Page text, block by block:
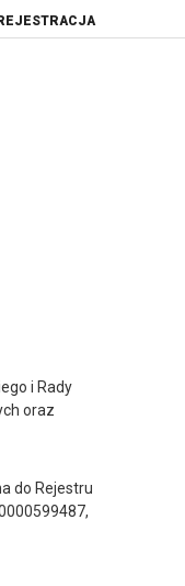
REJESTRACJA
i Rady
oraz
do Rejestru